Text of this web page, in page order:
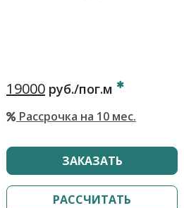
19000 руб./пог.м
Рассрочка на 10 мес.
ЗАКАЗАТЬ
РАССЧИТАТЬ